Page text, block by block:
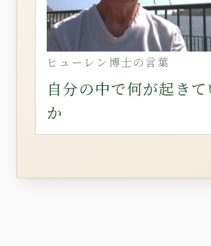
ヒューレン博士の言葉
自分の中で何が起きて
か